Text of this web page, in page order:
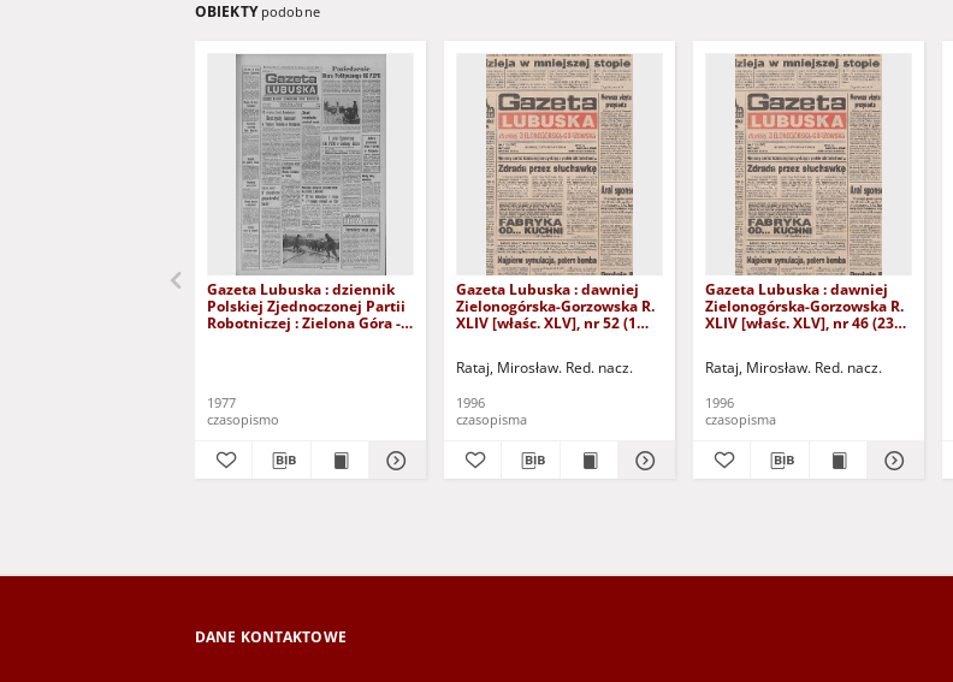
OBIEKTY podobne
Gazeta Lubuska : dziennik
Polskiej Zjednoczonej Partii
Robotniczej : Zielona Góra -
1977
czasopismo
Gazeta Lubuska : dawniej
Zielonogórska-Gorzowska R.
XLIV [właśc. XLV], nr 52 (1
Rataj, Mirosław. Red. nacz.
1996
czasopisma
Gazeta Lubuska : dawniej
Zielonogórska-Gorzowska R.
XLIV [właśc. XLV], nr 46 (23
Rataj, Mirosław. Red. nacz.
1996
czasopisma
DANE KONTAKTOWE